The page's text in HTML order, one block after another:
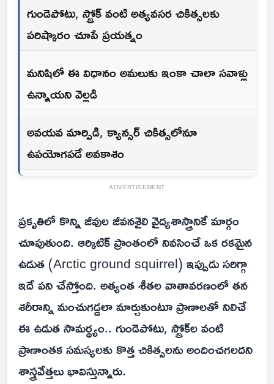
గుండెపోటు, స్ట్రోక్ వంటి అత్యవసర చికిత్సలకు
పరిష్కారం చూపే ప్రయత్నం
మనిషిలో ఈ విధానం అమలుకు ఇంకా చాలా సవాళ్లు
ఉన్నాయని వెల్లడి
అవయవ మార్పిడి, క్యాన్సర్ చికిత్సలోనూ
ఉపయోగపడే అవకాశం
ADVERTISEMENT
ప్రకృతిలో కొన్ని జీవుల జీవనశైలి వైద్యశాస్త్రానికే మార్గం
చూపుతుంది. ఆర్కిటిక్ ప్రాంతంలో నివసించే ఒక రకమైన
ఉడుత (Arctic ground squirrel) ఇప్పుడు సరిగ్గా
ఇదే పని చేస్తోంది. అత్యంత శీతల వాతావరణంలో తన
శరీరాన్ని మంచుగడ్డలా మార్చుకుంటూ ప్రాణాలతో నిలిచే
ఈ ఉడుత సామర్థ్యం.. గుండెపోటు, స్ట్రోక్‌ల వంటి
ప్రాణాంతక సమస్యలకు కొత్త చికిత్సలను అందించగలదని
శాస్త్రవేత్తలు భావిస్తున్నారు.